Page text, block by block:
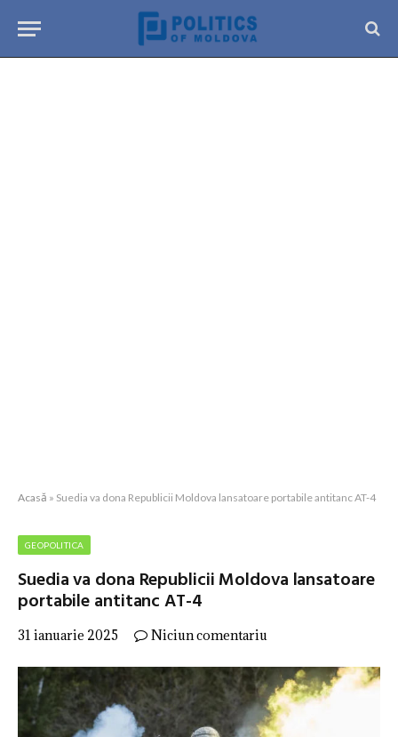
Acasă » Suedia va dona Republicii Moldova lansatoare portabile antitanc AT-4
GEOPOLITICA
Suedia va dona Republicii Moldova lansatoare
portabile antitanc AT-4
31 ianuarie 2025 Niciun comentariu